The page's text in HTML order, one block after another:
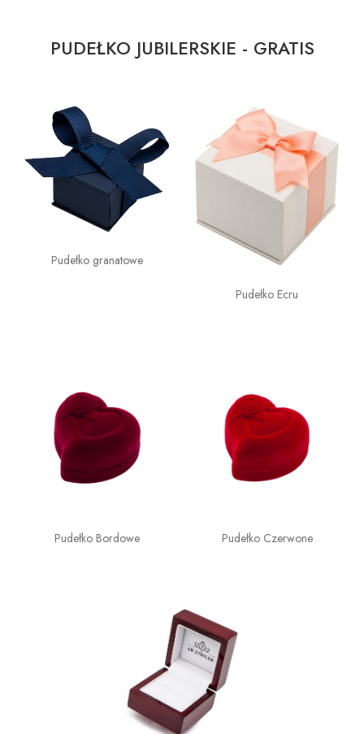
PUDEŁKO JUBILERSKIE - GRATIS
Pudełko granatowe
Pudełko Ecru
Pudełko Bordowe Pudełko Czerwone